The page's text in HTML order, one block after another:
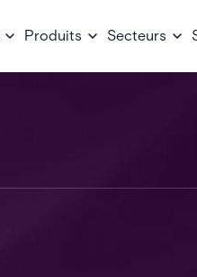
Produits Secteurs